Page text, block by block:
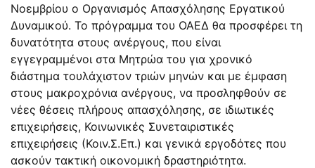
Νοεμβρίου ο Οργανισμός Απασχόλησης Εργατικού
Δυναμικού. Το πρόγραμμα του ΟΑΕΔ θα προσφέρει τη
δυνατότητα στους ανέργους, που είναι
εγγεγραμμένοι στα Μητρώα του για χρονικό
διάστημα τουλάχιστον τριών μηνών και με έμφαση
στους μακροχρόνια ανέργους, να προσληφθούν σε
νέες θέσεις πλήρους απασχόλησης, σε ιδιωτικές
επιχειρήσεις, Κοινωνικές Συνεταιριστικές
επιχειρήσεις (Κοιν.Σ.Επ.) και γενικά εργοδότες που
ασκούν τακτική οικονομική δραστηριότητα.